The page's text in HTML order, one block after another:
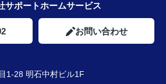
サポートホームサービス
お問い合わせ
1-28 明石中村ビル1F